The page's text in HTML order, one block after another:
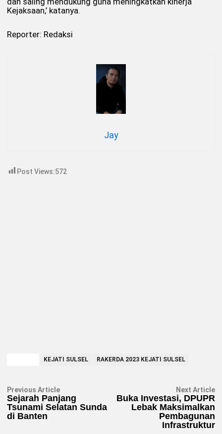
Kejaksaan,’ katanya.
Reporter: Redaksi
Jay
Post Views:572
KEJATI SULSEL RAKERDA 2023 KEJATI SULSEL
Navigasi
pos
Previous ArticlePrevious
article:
Sejarah Panjang
Tsunami Selatan Sunda
di Banten
Next Article
Buka Investasi, DPUPR
Lebak Maksimalkan
Pembagunan
Infrastruktur